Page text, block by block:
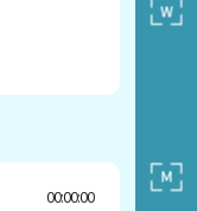
00:00:00